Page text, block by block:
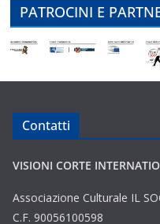
PATROCINI E
Contatti
VISIONI CORTE
Associazione Culturale IL
C.F. 90056100598